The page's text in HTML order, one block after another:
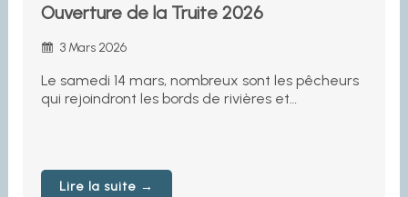
Ouverture de la Truite 2026
3 Mars 2026
Le samedi 14 mars, nombreux sont les pêcheurs
qui rejoindront les bords de rivières et…
Lire la suite →